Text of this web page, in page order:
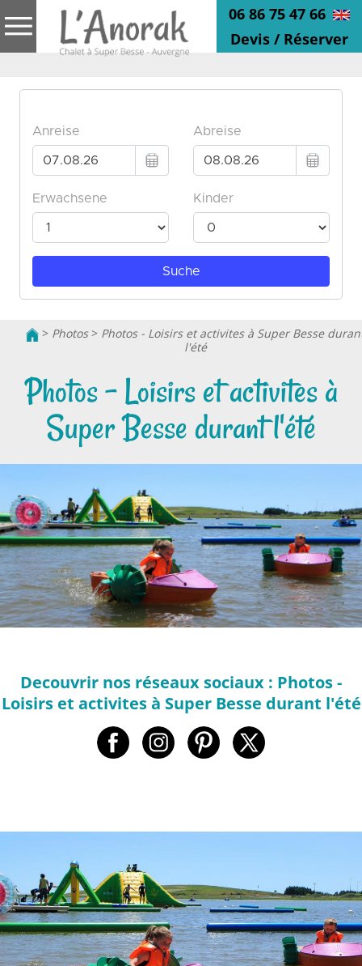
06 86 75 47 66
Devis / Réserver
> Photos> Photos - Loisirs et activites à Super Besse
l'été
Photos - Loisirs et activites à
Super Besse durant l'été
Decouvrir nos réseaux sociaux : Photos -
Loisirs et activites à Super Besse durant l'été